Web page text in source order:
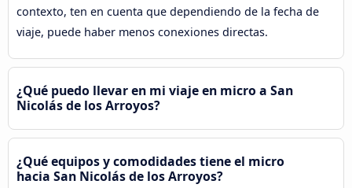
contexto, ten en cuenta que dependiendo de la fecha de
viaje, puede haber menos conexiones directas.
¿Qué puedo llevar en mi viaje en micro a San
Nicolás de los Arroyos?
¿Qué equipos y comodidades tiene el micro
hacia San Nicolás de los Arroyos?